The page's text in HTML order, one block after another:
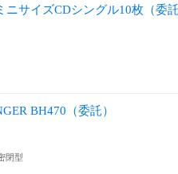
サイズCDシングル10枚（委託
BH470（委託）
閉型